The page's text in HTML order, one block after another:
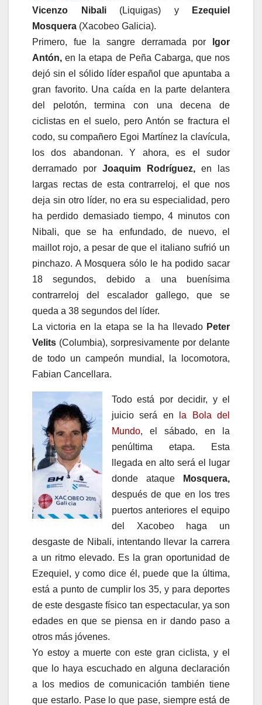
Vicenzo Nibali (Liquigas) y
Ezequiel
Mosquera (Xacobeo Galicia).
Primero, fue la sangre derramada por
Igor
Antón, en la etapa de Peña Cabarga, que nos
dejó sin el sólido líder español que apuntaba a
gran favorito. Una caída en la parte delantera
del pelotón, termina con una decena de
ciclistas en el suelo, pero Antón se fractura el
codo, su compañero Egoi Martínez la clavícula,
los dos abandonan. Y ahora, es el sudor
derramado por Joaquim Rodríguez, en las
largas rectas de esta contrarreloj, el que nos
deja sin otro líder, no era su especialidad, pero
ha perdido demasiado tiempo, 4 minutos con
Nibali, que se ha enfundado, de nuevo, el
maillot rojo, a pesar de que el italiano sufrió un
pinchazo. A Mosquera sólo le ha podido sacar
18 segundos, debido a una buenísima
contrarreloj del escalador gallego, que se
queda a 38 segundos del líder.
La victoria en la etapa se la ha llevado Peter
Velits (Columbia), sorpresivamente por delante
de todo un campeón mundial, la locomotora,
Fabian Cancellara.
Todo está por decidir, y el
juicio será en
la Bola del
Mundo, el sábado, en la
penúltima etapa. Esta
llegada en alto será el lugar
donde ataque
Mosquera,
después de que en los tres
puertos anteriores el equipo
del Xacobeo haga un
desgaste de Nibali, intentando llevar la carrera
a un ritmo elevado. Es la gran oportunidad de
Ezequiel, y como dice él, puede que la última,
está a punto de cumplir los 35, y para deportes
de este desgaste físico tan espectacular, ya son
edades en que se piensa en ir dando paso a
otros más jóvenes.
Yo estoy a muerte con este gran ciclista, y el
que lo haya escuchado en alguna declaración
a los medios de comunicación también tiene
que estarlo. Pase lo que pase, siempre está de